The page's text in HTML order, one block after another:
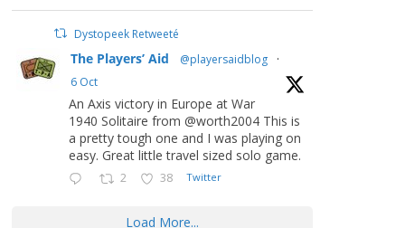
Dystopeek Retweeté
The Players’ Aid @playersaidblog
·
6 Oct
An Axis victory in Europe at War
1940 Solitaire from @worth2004 This is
a pretty tough one and I was playing on
easy. Great little travel sized solo game.
2 38 Twitter
Load More...